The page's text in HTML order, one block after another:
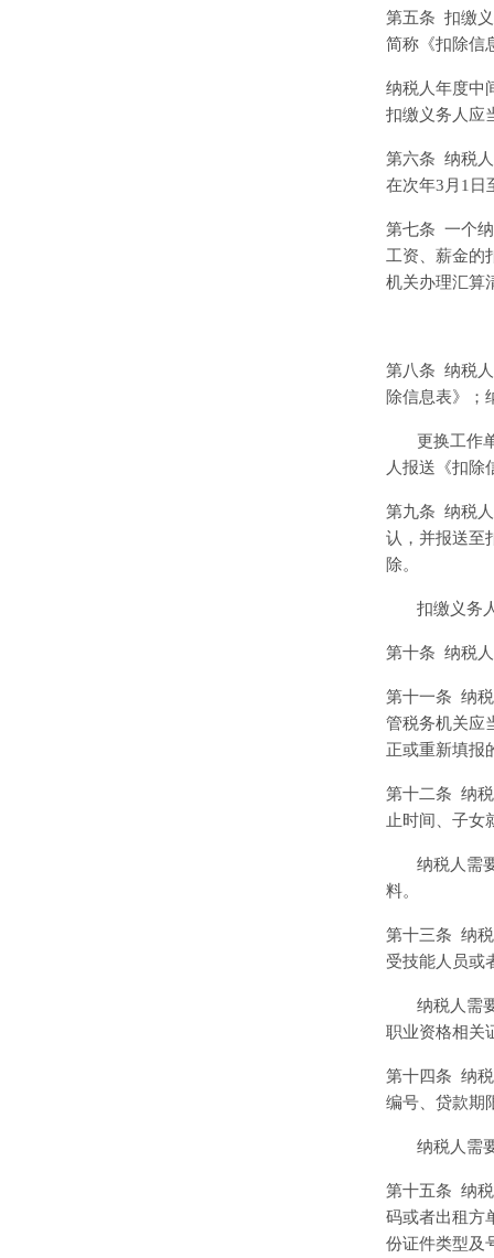
第五条 扣缴
简称《扣除信
纳税人年度中
扣缴义务人应
第六条 纳税
在次年3 月 1 日
第七条 一个
工资、薪金的
机关办理汇算
第八条 纳税
除信息表》；
更换工作
人报送《扣除
第九条 纳税
认，并报送至
除。
扣缴义务
第十条 纳税
第十一条 纳
管税务机关应
正或重新填报
第十二条 纳
止时间、子女
纳税人需
料。
第十三条 纳
受技能人员或
纳税人需
职业资格相关
第十四条 纳
编号、贷款期
纳税人需
第十五条 纳
码或者出租方
份证件类型及